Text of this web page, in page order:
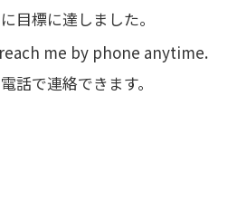
目標に達しました。
me by phone anytime.
話で連絡できます。